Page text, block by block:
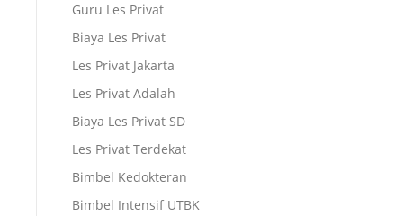
Guru Les Privat
Biaya Les Privat
Les Privat Jakarta
Les Privat Adalah
Biaya Les Privat SD
Les Privat Terdekat
Bimbel Kedokteran
Bimbel Intensif UTBK